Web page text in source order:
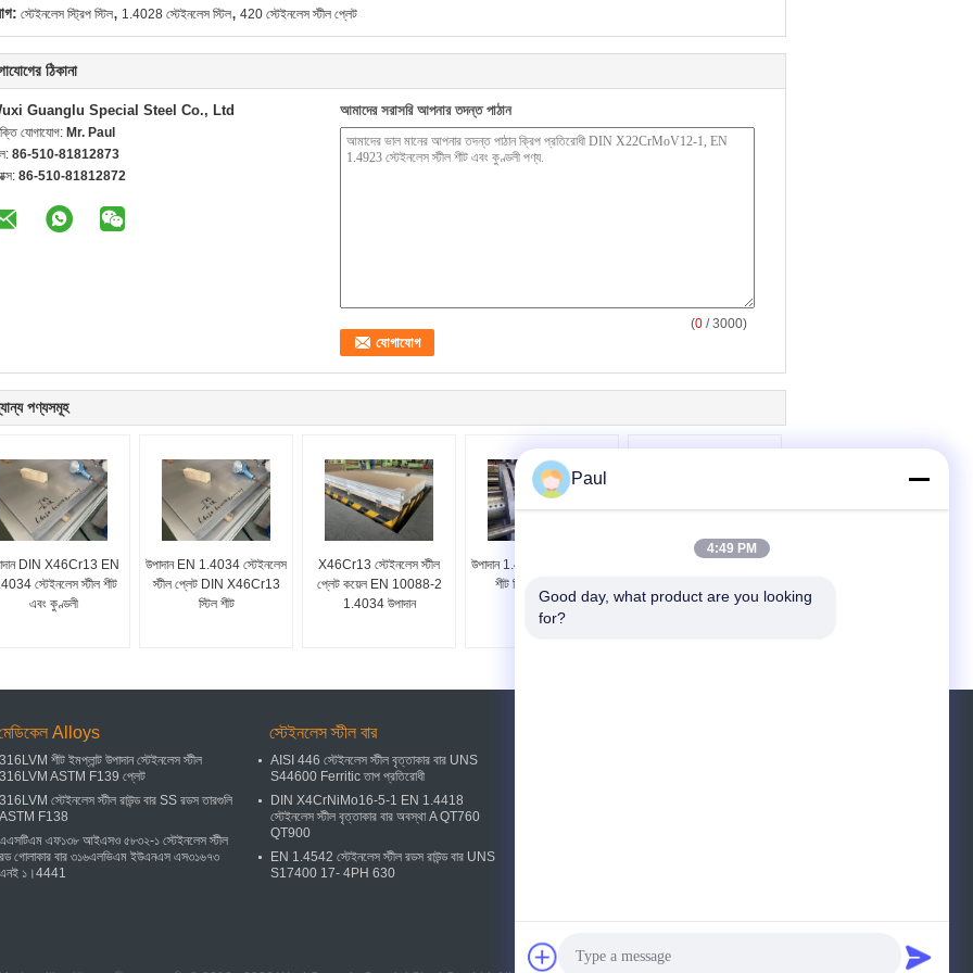
স্টেইনলেস স্ট্রিপ স্টিল, 1.4028 স্টেইনলেস স্টিল, 420 স্টেইনলেস স্টীল প্লেট
ঠিকানা
Guanglu Special Steel Co., Ltd
যোগাযোগ: Mr. Paul
86-510-81812873
86-510-81812872
আমাদের সরাসরি আপনার তদন্ত পাঠান
(0 / 3000)
পণ্যসমূহ
DIN X46Cr13 EN
স্টেইনলেস স্টীল শীট
এবং কুণ্ডলী
উপাদান EN 1.4034 স্টেইনলেস
স্টীল প্লেট DIN X46Cr13
স্টিল শীট
X46Cr13 স্টেইনলেস স্টীল
প্লেট কয়েল EN 10088-2
1.4034 উপাদান
উপাদান 1.4034 স্টেইনলেস স্টীল
শীট স্ট্রিপ কয়েল প্লেট
X46Cr13
স্ট্রিপ, কয়েল)
Alloys
316LVM শীট ইমপ্লান্ট উপাদান স্টেইনলেস স্টীল
316LVM ASTM F139 প্লেট
316LVM স্টেইনলেস স্টীল রাউন্ড বার SS রডস তারগুলি
ASTM F138
এএসটিএম এফ১৩৮ আইএসও ৫৮৩২-১ স্টেইনলেস স্টীল
রড গোলাকার বার ৩১৬এলভিএম ইউএনএস এস৩১৬৭৩
এনই ১।4441
স্টেইনলেস স্টীল বার
AISI 446 স্টেইনলেস স্টীল বৃত্তাকার বার UNS
S44600 Ferritic তাপ প্রতিরোধী
DIN X4CrNiMo16-5-1 EN 1.4418
স্টেইনলেস স্টীল বৃত্তাকার বার অবস্থা A QT760
QT900
EN 1.4542 স্টেইনলেস স্টীল রডস রাউন্ড বার UNS
S17400 17- 4PH 630
Paul
4:49 PM
Good day, what product are you looking
for?